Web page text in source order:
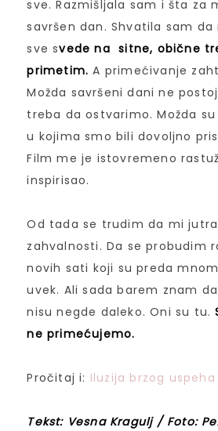
sve. Razmišljala sam i šta za
savršen dan. Shvatila sam da
sve svede na sitne, obične
primetim. A primećivanje
Možda savršeni dani ne
treba da ostvarimo. Možda
u kojima smo bili dovoljno
Film me je istovremeno
inspirisao.
Od tada se trudim da mi
zahvalnosti. Da se probudim
novih sati koji su preda
uvek. Ali sada barem znam
nisu negde daleko. Oni su tu.
ne primećujemo.
Pročitaj i: Iluzija brzog uspeha
Tekst: Vesna Kragulj / Foto: